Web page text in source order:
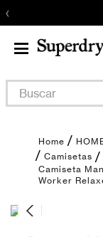
‹
Buscar
Camisetas
Camiseta
Worker